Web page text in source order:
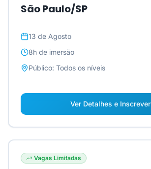
São Paulo/SP
13 de Agosto
8h de imersão
Público: Todos os níveis
Ver Detalhes e Inscrever
Vagas Limitadas